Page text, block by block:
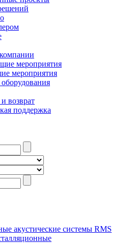
мероприятия
мероприятия
возврат
поддержка
акустические системы RMS